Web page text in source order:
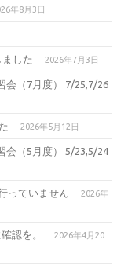
年8月3日
した 2026年7月3日
会（7月度） 7/25,7/26
2026年5月12日
会（5月度） 5/23,5/24
っていません
2026年
認を。
2026年4月20